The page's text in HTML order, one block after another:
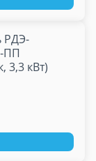
РДЭ-
ПП
3,3 кВт)